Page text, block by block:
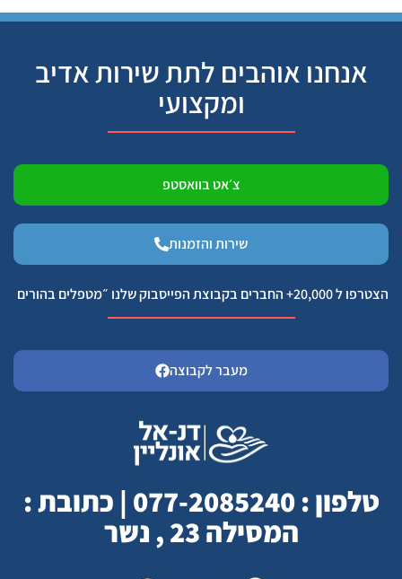
אנחנו אוהבים לתת שירות אדיב
ומקצועי
צ׳אט בוואסטפ
שירות והזמנות
הצטרפו ל 20,000+ החברים בקבוצת הפייסבוק שלנו ״מטפלים בהורים
מעבר לקבוצה
טלפון : 077-2085240 | כתובת :
המסילה 23 , נשר